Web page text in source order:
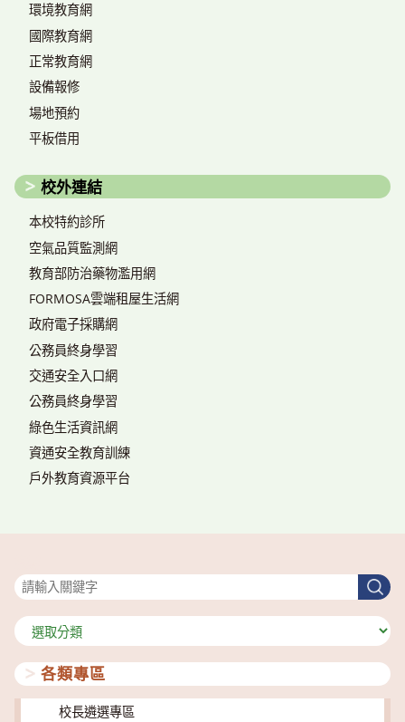
環境教育網
國際教育網
正常教育網
設備報修
場地預約
平板借用
校外連結
本校特約診所
空氣品質監測網
教育部防治藥物濫用網
FORMOSA雲端租屋生活網
政府電子採購網
公務員終身學習
交通安全入口網
公務員終身學習
綠色生活資訊網
資通安全教育訓練
戶外教育資源平台
搜
尋
分
類
各類專區
校長遴選專區